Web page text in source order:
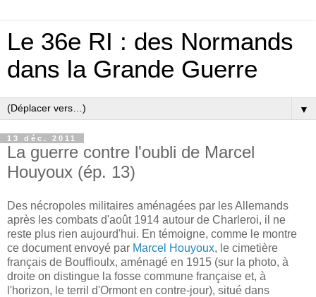
Le 36e RI : des Normands
dans la Grande Guerre
▼
13 déc. 2011
La guerre contre l'oubli de Marcel
Houyoux (ép. 13)
Des nécropoles militaires aménagées par les Allemands
après les combats d'août 1914 autour de Charleroi, il ne
reste plus rien aujourd'hui. En témoigne, comme le montre
ce document envoyé par Marcel Houyoux, le cimetière
français de Bouffioulx, aménagé en 1915 (sur la photo, à
droite on distingue la fosse commune française et, à
l'horizon, le terril d'Ormont en contre-jour), situé dans